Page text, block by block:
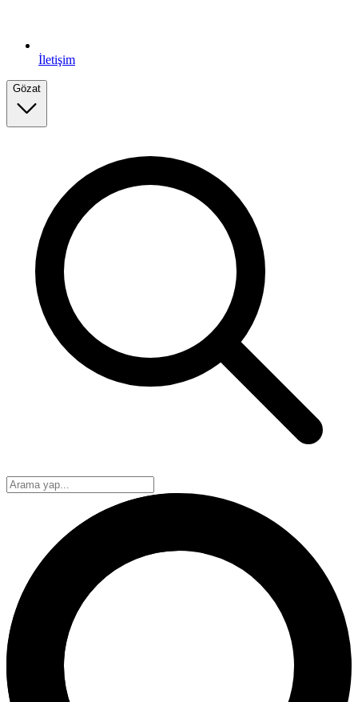
İletişim
Gözat